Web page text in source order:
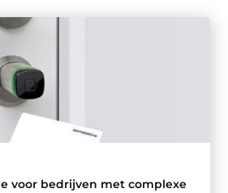
voor bedrijven met complexe